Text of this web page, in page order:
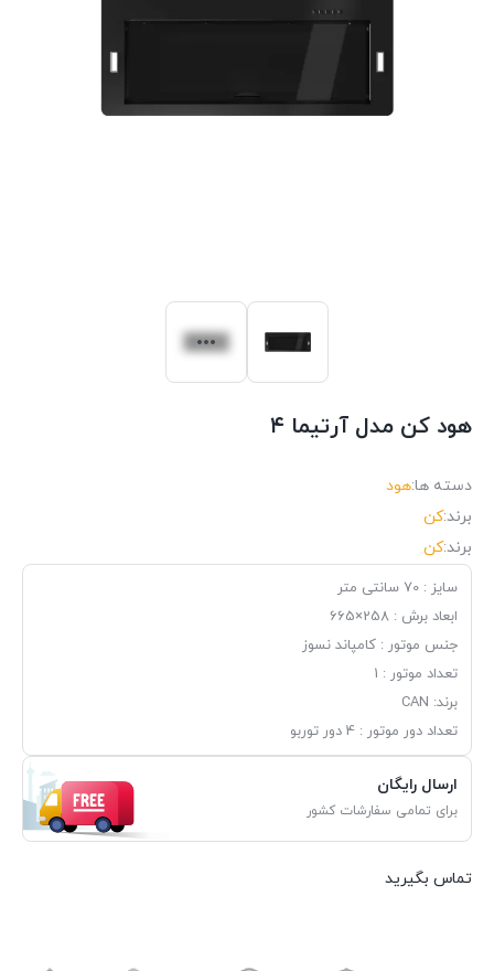
هود کن مدل آرتیما ۴
دسته ها:هود
برند:کن
برند:کن
سایز : 70 سانتی متر
ابعاد برش : 258×665
جنس موتور : کامپاند نسوز
تعداد موتور : 1
برند: CAN
تعداد دور موتور : 4 دور توربو
ارسال رایگان
برای تمامی سفارشات کشور
تماس بگیرید